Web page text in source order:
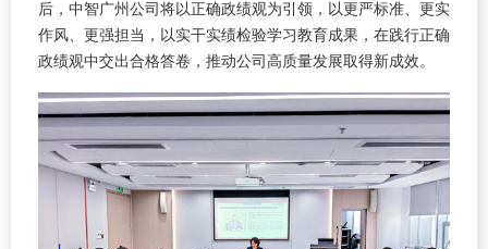
后，中智广州公司将以正确政绩观为引领，以更严标准、更实
作风、更强担当，以实干实绩检验学习教育成果，在践行正确
政绩观中交出合格答卷，推动公司高质量发展取得新成效。